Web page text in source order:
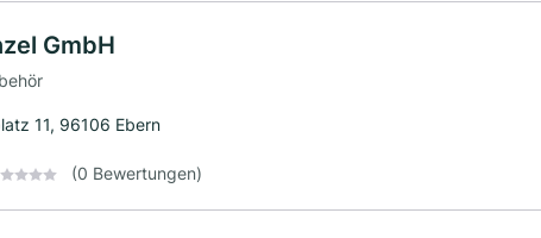
GmbH
11, 96106 Ebern
(0 Bewertungen)